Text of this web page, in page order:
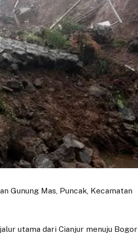
Gunung Mas, Puncak, Kecamatan
utama dari Cianjur menuju Bogor